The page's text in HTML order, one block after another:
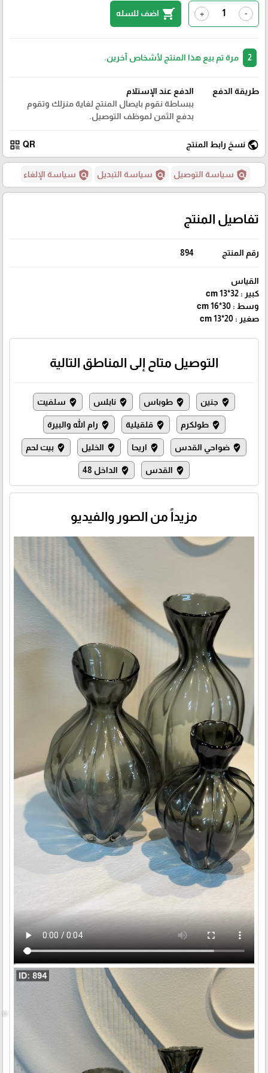
-
+
shopping_cart اضف للسله
مرة تم بيع هذا المنتج لأشخاص آخرين.
طريقة الدفع
الدفع عند الإستلام
ببساطة نقوم بايصال المنتج لغاية منزلك وتقوم
بدفع الثمن لموظف التوصيل.
public نسخ رابط المنتج QR
qr_code
policy سياسة التوصيل policy سياسة التبديل policy سياسة الإلغاء
تفاصيل المنتج
رقم المنتج 894
القياس
كبير : 32*13 cm
وسط : 30*16 cm
صغير : 20*13 cm
التوصيل متاح إلى المناطق التالية
where_to_vote جنين where_to_vote طوباس where_to_vote نابلس where_to_vote سلفيت
where_to_vote طولكرم where_to_vote قلقيلية where_to_vote رام الله والبيرة
where_to_vote ضواحي القدس where_to_vote اريحا where_to_vote الخليل where_to_vote بيت لحم
where_to_vote القدس where_to_vote الداخل 48
مزيداً من الصور والفيديو